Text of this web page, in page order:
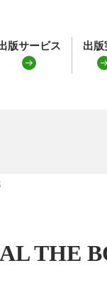
版サービス 出版
THE